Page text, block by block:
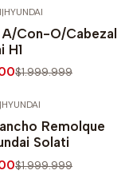
|HYUNDAI
A/Con-O/Cabezal
H1
$1.999.999
|HYUNDAI
Remolque
Solati
$1.999.999